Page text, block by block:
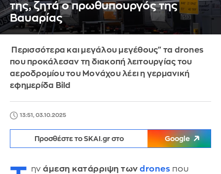
της, ζητά ο πρωθυπουργός της
Βαυαρίας
Περισσότερα και μεγάλου μεγέθους" τα drones
που προκάλεσαν τη διακοπή λειτουργίας του
αεροδρομίου του Μονάχου λέει η γερμανική
εφημερίδα Bild
13:51, 03.10.2025
Προσθέστε το SKAI.gr στο Google
ην άμεση κατάρριψη των drones που